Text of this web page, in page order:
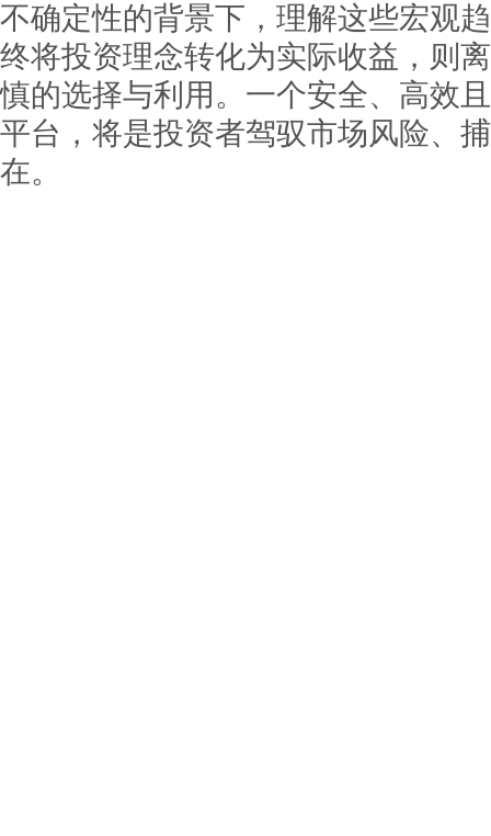
不确定性的背景下，理解这些宏观
终将投资理念转化为实际收益，则
慎的选择与利用。一个安全、高效
平台，将是投资者驾驭市场风险、
在。